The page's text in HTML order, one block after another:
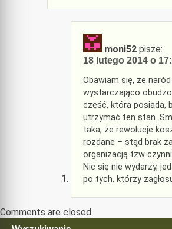
moni52 pisze:
18 lutego 2014 o
Obawiam się, że
wystarczająco
część, która posiada,
utrzymać ten stan.
taka, że rewolucje
rozdane – stąd brak
organizacją tzw
Nic się nie wydarzy,
po tych, którzy
Comments are closed.